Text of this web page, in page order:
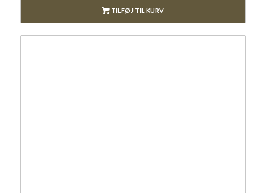
TILFØJ TIL KURV